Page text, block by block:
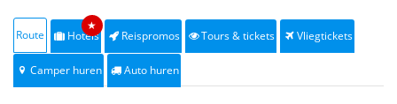
Route Hotels
★
Reispromos Tours & tickets Vliegtickets
Camper huren Auto huren